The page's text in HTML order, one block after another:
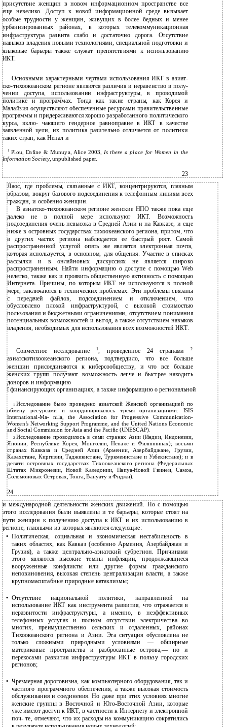
присутствие женщин в новом информационном пространстве все
еще невелико. Доступ к новой информационной среде вызывает
особые трудности у женщин, живущих в более бедных и менее
урбанизированных районах, в которых телекоммуникационная
инфраструктура развита слабо и достаточно дорога. Отсутствие
навыков владения новыми технологиями, специальной подготовки и
языковые барьеры также служат препятствиями к использованию
ИКТ.
Основными характерными чертами использования ИКТ в азиат-
ско-тихоокеанском регионе являются различия и неравенство в полу-
чении доступа, использовании инфраструктуры, в проводимой
политике и программах. Тогда как такие страны, как Корея и
Малайзия осуществляют обеспеченные ресурсами правительственные
программы и придерживаются хорошо разработанного политического
курса, вклю- чающего гендерное равноправие в ИКТ в качестве
заявленной цели, их политика разительно отличается от политики
таких стран, как Непал и
1Plou, Dafine & Munuya, Alice 2003,Is there a place for Women in the
Information Society, unpublished paper.
23
Лаос, где проблемы, связанные с ИКТ, концентрируются, главным
образом, вокруг базового подсоединения к телефонным линиям всех
граждан, и особенно женщин.
В азиатско-тихоокеанском регионе женские НПО также пока еще
далеко не в полной мере используют ИКТ. Возможность
подсоединения очень невысока в Средней Азии и на Кавказе, и еще
ниже в островных государствах тихоокеанского региона, притом, что
в других частях региона наблюдается ее быстрый рост. Самой
распространенной услугой опять же является электронная почта,
которая используется, в основном, для общения. Участие в списках
рассылки и в онлайновых дискуссиях не является широко
распространенным. Найти информацию о доступе с помощью Web
нелегко, также как и проявить общественную активность с помощью
Интернета. Причины, по которым ИКТ не используются в полной
мере, заключаются в технических проблемах. Эти проблемы связаны
с передачей файлов, подсоединением и отключением, что
обусловлено плохой инфраструктурой, с высокой стоимостью
пользования и бюджетными ограничениями, отсутствием понимания
потенциальных возможностей и выгод, а также отсутствием навыков
владения, необходимых для использования всех возможностей ИКТ.
Совместное исследование1, проведенное 24 странами2
азиатскотихоокеанского региона, подтвердило, что все больше
женщин присоединяются к киберсообществу, и что все больше
женских групп получают возможность легче и быстрее находить
доноров и информацию
îфинансирующих организациях, а также информацию о региональной
1 Исследование было проведено азиатской Женской организацией по
обмену ресурсами и координировалось тремя организациями: ISIS
International-Ma- nila, the Association for Progressive Communication-
Women’s Networking Support Programme, and the United Nations Economic
and Social Commission for Asia and the Pacific (UNESCAP).
2 Исследование проводилось в семи странах Азии (Индии, Индонезии,
Японии, Республике Корея, Монголии, Непале и Филиппинах); восьми
странах Кавказа и Средней Азии (Армении, Азербайджане, Грузии,
Казахстане, Киргизии, Таджикистане, Туркменистане и Узбекистане); и в
девяти островных государствах Тихоокеанского региона (Федеральных
Штатах Микронезии, Новой Каледонии, Папуа-Новой Гвинеи, Самоа,
Соломоновых Островах, Тонга, Вануату и Фиджи).
24
и международной деятельности женских движений. Но с помощью
этого исследования были выявлены и те барьеры, которые стоят на
пути женщин к получению доступа к ИКТ и их использованию в
регионе, главными из которых являются следующие:
• Политическая, социальная и экономическая нестабильность в
таких областях, как Кавказ (особенно Армения, Азербайджан и
Грузия), а также центрально-азиатский субрегион. Причинами
этого являются высокие темпы инфляции, продолжающиеся
вооруженные конфликты или другие формы гражданского
неповиновения, высокая степень централизации власти, а также
крупномасштабные природные катаклизмы;
• Отсутствие национальной политики, направленной на
использование ИКТ как инструмента развития, что отражается в
неразвитости инфраструктуры, а именно, в неэффективных
телефонных услугах и полном отсутствии электричества во
многих, преимущественно сельских и отдаленных, районах
Тихоокеанского региона и Азии. Эта ситуация обусловлена не
только сложными природными условиями — обширные
материковые пространства и разбросанные острова,— но и
перекосами развития инфраструктуры ИКТ в пользу городских
регионов;
• Чрезмерная дороговизна, как компьютерного оборудования, так и
частного программного обеспечения, а также высокая стоимость
обслуживания и соединения. Но даже при этих условиях многие
женские группы в Восточной и Юго-Восточной Азии, которые
уже имеют доступ к ИКТ, в частности к Интернету и электронной
поч- те, отмечают, что их расходы на коммуникацию сократились